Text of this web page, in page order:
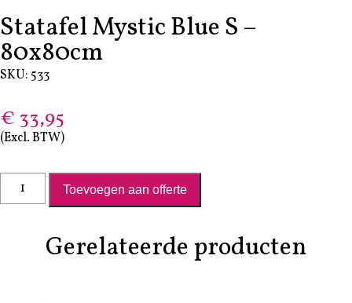
Statafel Mystic Blue S –
80x80cm
SKU: 533
€ 33,95
(Excl. BTW)
Statafel Mystic Blue S - 80x80cm aantal
Toevoegen aan offerte
Gerelateerde producten